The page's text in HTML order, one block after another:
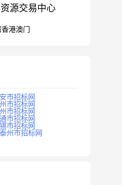
源交易中心
香港澳门
市招标网
市招标网
市招标网
市招标网
市招标网
泰州市招标网